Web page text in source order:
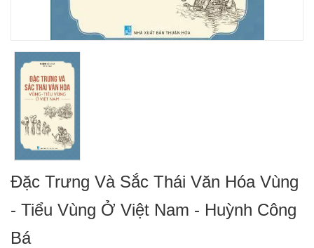
Đặc Trưng Và Sắc Thái Văn Hóa Vùng
- Tiểu Vùng Ở Việt Nam - Huỳnh Công
Bá